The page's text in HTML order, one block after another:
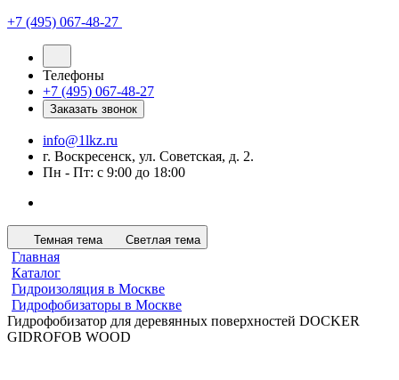
+7 (495) 067-48-27
Телефоны
+7 (495) 067-48-27
Заказать звонок
info@1lkz.ru
г. Воскресенск, ул. Советская, д. 2.
Пн - Пт: с 9:00 до 18:00
Темная тема Светлая тема
Главная
Каталог
Гидроизоляция в Москве
Гидрофобизаторы в Москве
Гидрофобизатор для деревянных поверхностей DOCKER
GIDROFOB WOOD